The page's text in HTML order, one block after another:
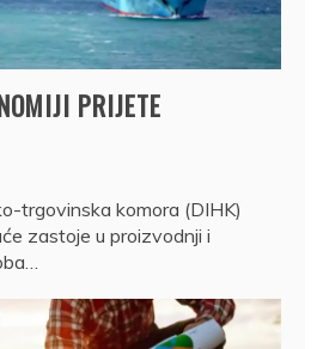
PRIJETE
trgovinska komora (DIHK)
zastoje u proizvodnji i